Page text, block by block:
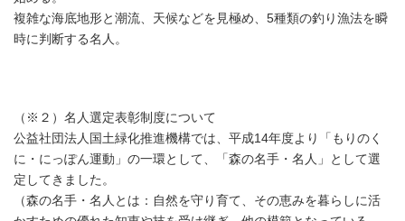
複雑な海底地形と潮流、天候などを見極め、5種類の釣り漁法を瞬
時に判断する名人。
（※２）名人選定表彰制度について
公益社団法人国土緑化推進機構では、平成14年度より「もりのく
に・にっぽん運動」の一環として、「森の名手・名人」として選
定してきました。
（森の名手・名人とは：自然を守り育て、その恵みを暮らしに活